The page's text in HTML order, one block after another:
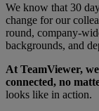
We know that 30
change for our
round, company-
backgrounds, and
At TeamViewer,
connected, no
looks like in action.